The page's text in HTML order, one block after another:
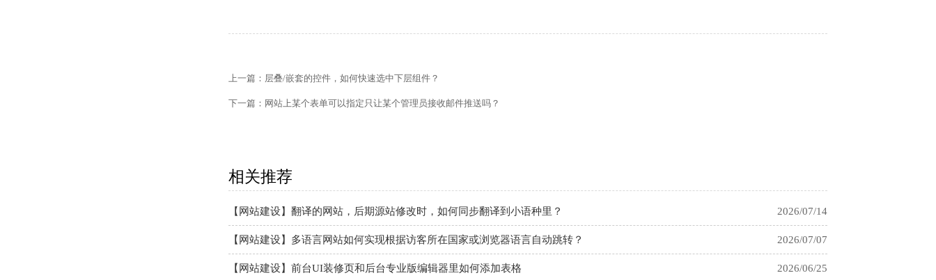
上一篇： 层叠/嵌套的控件，如何快速选中下层组件？
下一篇： 网站上某个表单可以指定只让某个管理员接收邮件推送吗？
相关推荐
【外贸网站建设】如何做多语言网站（如何翻译网站）？
【网站建设】翻译的网站，后期源站修改时，如何同步翻译到小语种里？
【网站建设】多语言网站如何实现根据访客所在国家或浏览器语言自动跳转？ 2026/07/07
【网站建设】前台UI装修页和后台专业版编辑器里如何添加表格 2026/06/25
【网站建设】表单管理 2026/06/17